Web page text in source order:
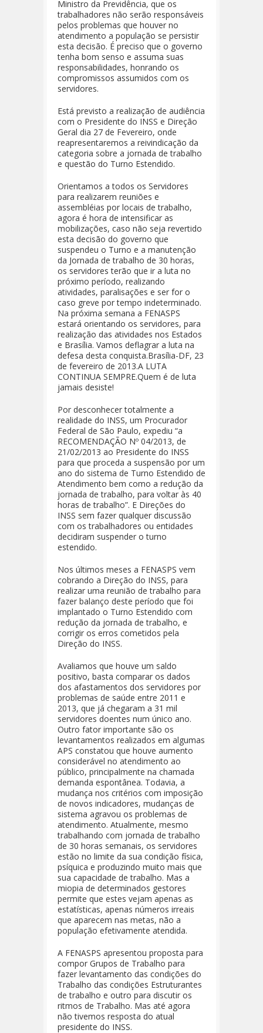
Ministro da Previdência, que os
trabalhadores não serão responsáveis
pelos problemas que houver no
atendimento a população se persistir
esta decisão. É preciso que o governo
tenha bom senso e assuma suas
responsabilidades, honrando os
compromissos assumidos com os
servidores.
Está previsto a realização de audiência
com o Presidente do INSS e Direção
Geral dia 27 de Fevereiro, onde
reapresentaremos a reivindicação da
categoria sobre a jornada de trabalho
e questão do Turno Estendido.
Orientamos a todos os Servidores
para realizarem reuniões e
assembléias por locais de trabalho,
agora é hora de intensificar as
mobilizações, caso não seja revertido
esta decisão do governo que
suspendeu o Turno e a manutenção
da Jornada de trabalho de 30 horas,
os servidores terão que ir a luta no
próximo período, realizando
atividades, paralisações e ser for o
caso greve por tempo indeterminado.
Na próxima semana a FENASPS
estará orientando os servidores, para
realização das atividades nos Estados
e Brasília. Vamos deflagrar a luta na
defesa desta conquista.Brasília-DF, 23
de fevereiro de 2013.A LUTA
CONTINUA SEMPRE.Quem é de luta
jamais desiste!
Por desconhecer totalmente a
realidade do INSS, um Procurador
Federal de São Paulo, expediu “a
RECOMENDAÇÃO Nº 04/2013, de
21/02/2013 ao Presidente do INSS
para que proceda a suspensão por um
ano do sistema de Turno Estendido de
Atendimento bem como a redução da
jornada de trabalho, para voltar às 40
horas de trabalho”. E Direções do
INSS sem fazer qualquer discussão
com os trabalhadores ou entidades
decidiram suspender o turno
estendido.
Nos últimos meses a FENASPS vem
cobrando a Direção do INSS, para
realizar uma reunião de trabalho para
fazer balanço deste período que foi
implantado o Turno Estendido com
redução da jornada de trabalho, e
corrigir os erros cometidos pela
Direção do INSS.
Avaliamos que houve um saldo
positivo, basta comparar os dados
dos afastamentos dos servidores por
problemas de saúde entre 2011 e
2013, que já chegaram a 31 mil
servidores doentes num único ano.
Outro fator importante são os
levantamentos realizados em algumas
APS constatou que houve aumento
considerável no atendimento ao
público, principalmente na chamada
demanda espontânea. Todavia, a
mudança nos critérios com imposição
de novos indicadores, mudanças de
sistema agravou os problemas de
atendimento. Atualmente, mesmo
trabalhando com jornada de trabalho
de 30 horas semanais, os servidores
estão no limite da sua condição física,
psíquica e produzindo muito mais que
sua capacidade de trabalho. Mas a
miopia de determinados gestores
permite que estes vejam apenas as
estatísticas, apenas números irreais
que aparecem nas metas, não a
população efetivamente atendida.
A FENASPS apresentou proposta para
compor Grupos de Trabalho para
fazer levantamento das condições do
Trabalho das condições Estruturantes
de trabalho e outro para discutir os
ritmos de Trabalho. Mas até agora
não tivemos resposta do atual
presidente do INSS.